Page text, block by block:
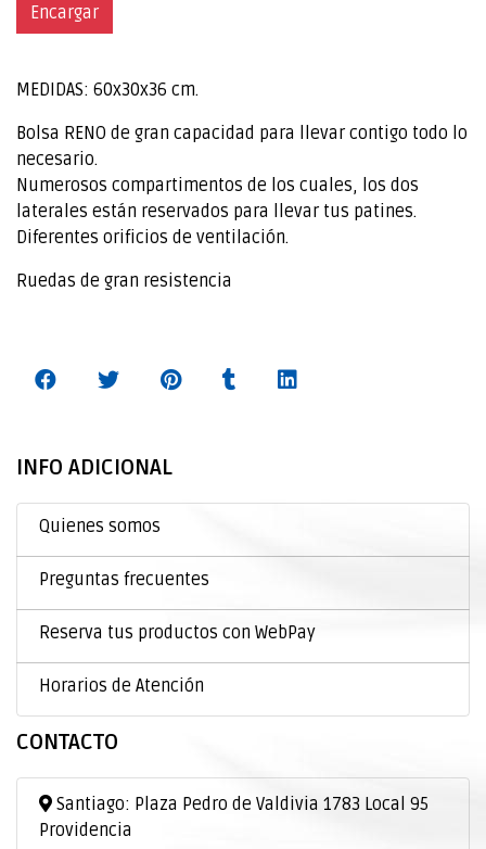
Encargar
MEDIDAS: 60x30x36 cm.
Bolsa RENO de gran capacidad para llevar contigo todo lo
necesario.
Numerosos compartimentos de los cuales, los dos
laterales están reservados para llevar tus patines.
Diferentes orificios de ventilación.
Ruedas de gran resistencia
INFO ADICIONAL
Quienes somos
Preguntas frecuentes
Reserva tus productos con WebPay
Horarios de Atención
CONTACTO
Santiago: Plaza Pedro de Valdivia 1783 Local 95
Providencia